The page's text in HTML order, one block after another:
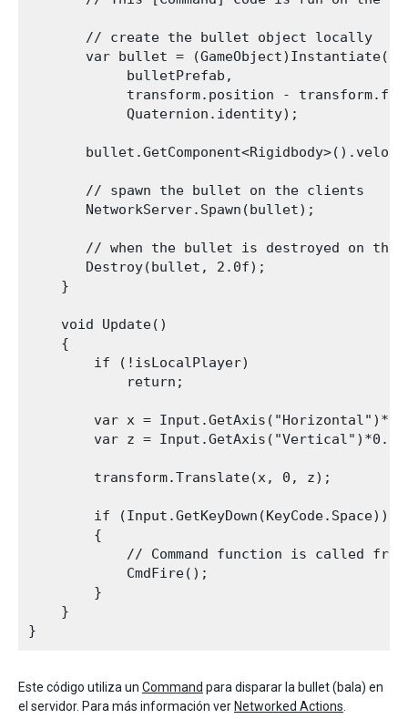
       // create the bullet object locally
       var bullet = (GameObject)Instantiate(
            bulletPrefab,
transform.position -
            Quaternion.identity);
       // spawn the bullet on the clients
       NetworkServer.Spawn(bullet);
// when the bullet is destroyed on
       Destroy(bullet, 2.0f);
    }
    void Update()
    {
        if (!isLocalPlayer)
            return;
var x =
var z =
        transform.Translate(x, 0, z);
        if (Input.GetKeyDown(KeyCode.Space))
        {
// Command function is called
            CmdFire();
        }
    }
Este código utiliza un Command para disparar la bullet (bala) en
el servidor. Para más información ver Networked Actions